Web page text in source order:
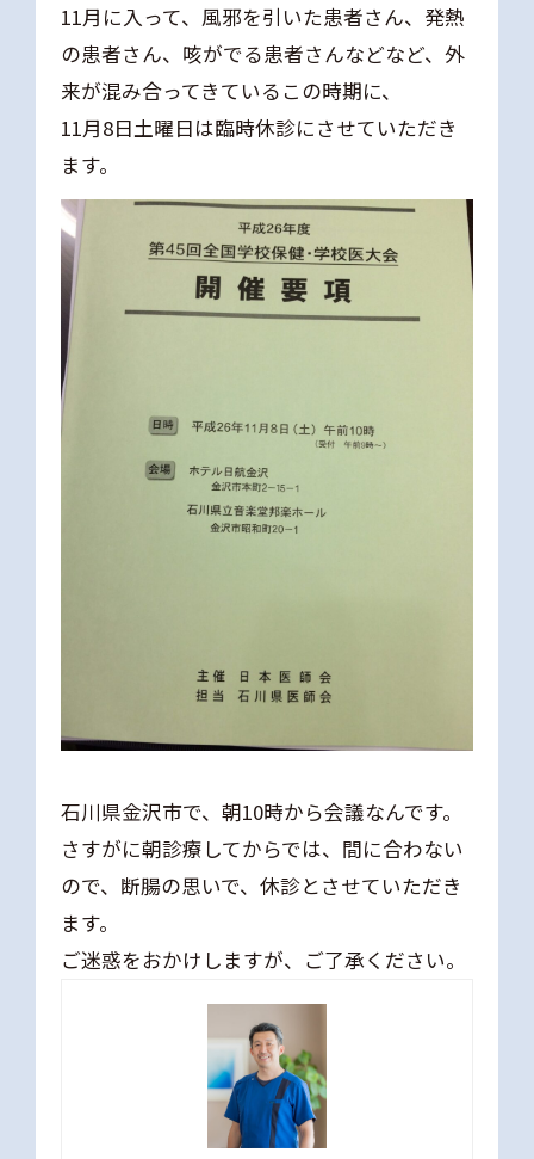
11月に入って、風邪を引いた患者さん、発熱
の患者さん、咳がでる患者さんなどなど、外
来が混み合ってきているこの時期に、
11月8日土曜日は臨時休診にさせていただき
ます。
石川県金沢市で、朝10時から会議なんです。
さすがに朝診療してからでは、間に合わない
ので、断腸の思いで、休診とさせていただき
ます。
ご迷惑をおかけしますが、ご了承ください。